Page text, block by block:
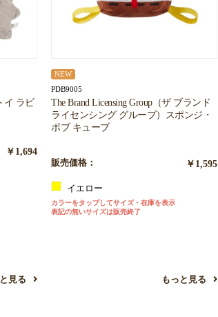
イ ラビ
￥1,694
見る
NEW
PDB9005
The Brand Licensing Group（ザ ブランド
ライセンシング グループ）スポンジ・
ボブ キューブ
販売価格： ￥1,595
イエロー
カラーをタップしてサイズ・在庫を表示
表記の無いサイズは販売終了
もっと見る